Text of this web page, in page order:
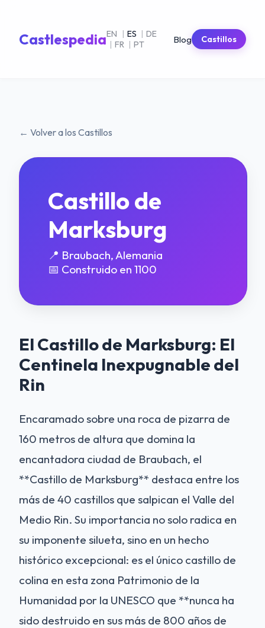
CastlespediaEN | ES | DE
| FR | PT Blog Castillos
← Volver a los Castillos
Castillo de
Marksburg
📍 Braubach, Alemania
📅 Construido en 1100
El Castillo de Marksburg: El
Centinela Inexpugnable del
Rin
Encaramado sobre una roca de pizarra de
160 metros de altura que domina la
encantadora ciudad de Braubach, el
**Castillo de Marksburg** destaca entre los
más de 40 castillos que salpican el Valle del
Medio Rin. Su importancia no solo radica en
su imponente silueta, sino en un hecho
histórico excepcional: es el único castillo de
colina en esta zona Patrimonio de la
Humanidad por la UNESCO que **nunca ha
sido destruido en sus más de 800 años de